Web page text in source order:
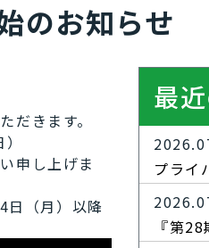
のお知らせ
だきます。
申し上げま
日（月）以降
最
プライ
『第